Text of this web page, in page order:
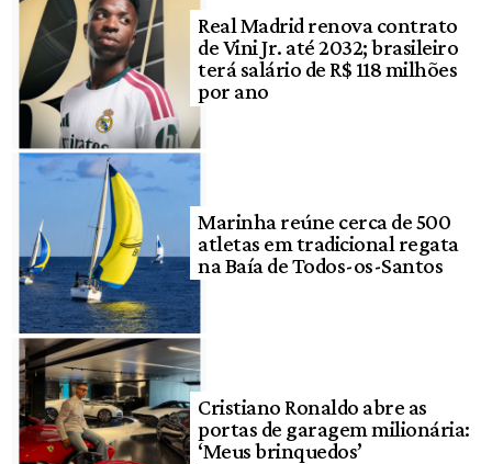
Real Madrid renova contrato
de Vini Jr. até 2032; brasileiro
terá salário de R$ 118 milhões
por ano
Marinha reúne cerca de 500
atletas em tradicional regata
na Baía de Todos-os-Santos
Cristiano Ronaldo abre as
portas de garagem milionária:
‘Meus brinquedos’